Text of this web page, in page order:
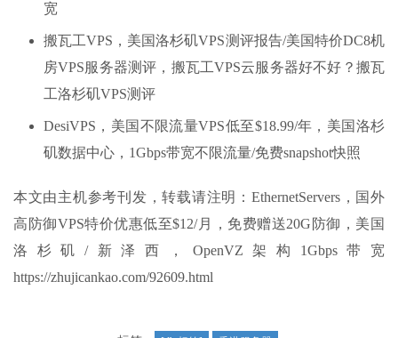
宽
搬瓦工VPS，美国洛杉矶VPS测评报告/美国特价DC8机
房VPS服务器测评，搬瓦工VPS云服务器好不好？搬瓦
工洛杉矶VPS测评
DesiVPS，美国不限流量VPS低至$18.99/年，美国洛杉
矶数据中心，1Gbps带宽不限流量/免费snapshot快照
本文由主机参考刊发，转载请注明：EthernetServers，国外
高防御VPS特价优惠低至$12/月，免费赠送20G防御，美国
洛杉矶/新泽西，OpenVZ架构1Gbps带宽
https://zhujicankao.com/92609.html